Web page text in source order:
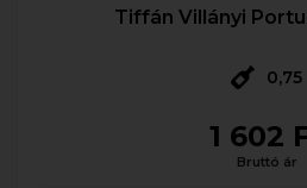
Tiffán Villányi
0,75
1 602
Bruttó ár